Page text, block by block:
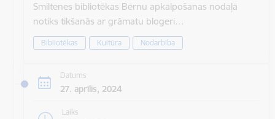
Smiltenes bibliotēkas Bērnu apkalpošanas nodaļā
notiks tikšanās ar grāmatu blogeri…
Bibliotēkas Kultūra Nodarbība
Datums
27. aprīlis, 2024
Laiks